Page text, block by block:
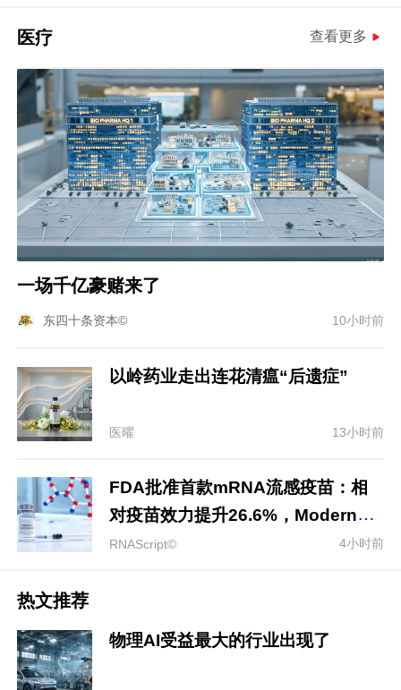
医疗 查看更多
一场千亿豪赌来了
东四十条资本© 10小时前
以岭药业走出连花清瘟“后遗症”
医曜 13小时前
FDA批准首款mRNA流感疫苗：相
对疫苗效力提升26.6%，Moderna走
出新冠之后关键一步
RNAScript© 4小时前
热文推荐
物理AI受益最大的行业出现了